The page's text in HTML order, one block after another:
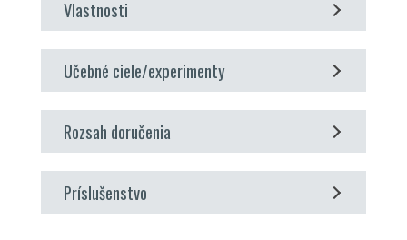
Vlastnosti
názorný model radiálneho kompresora
priehľadné prívodné a sacie potrubie
SoftvérGUNTna zber dát, vizualizáciu a obsluhu
súčasť stroja na fluidnú energiu
Učebné ciele/experimenty
prevádzkové správanie a charakteristické veličiny
radiálneho kompresora
záznam krivky kompresora pre oba stupne
vplyv rýchlosti rotora na tlak
vplyv rýchlosti rotora na prietok
Rozsah doručenia
1 experimentálna jednotka
1 softvérGUNT+ kábel
Príslušenstvo